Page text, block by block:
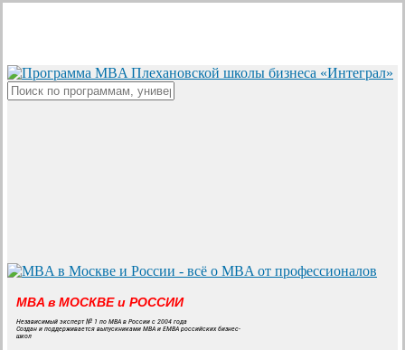
content
MBA в МОСКВЕ и РОССИИ
Независимый эксперт № 1 по MBA в России с 2004 года
Создан и поддерживается выпускниками MBA и EMBA российских бизнес-
школ